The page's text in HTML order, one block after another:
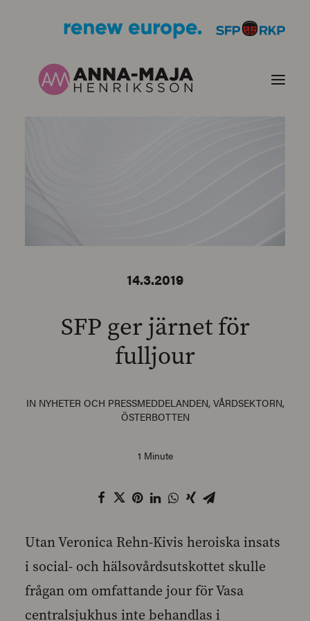
14.3.2019
SFP ger järnet för
fulljour
IN NYHETER OCH PRESSMEDDELANDEN, VÅRDSEKTORN,
ÖSTERBOTTEN
1 Minute
Utan Veronica Rehn-Kivis heroiska insats
i social- och hälsovårdsutskottet skulle
frågan om omfattande jour för Vasa
centralsjukhus inte behandlas i